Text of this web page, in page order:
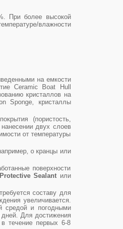
При более высокой
влажности
на емкости
Ceramic Boat Hull
кристаллов на
Sponge, кристаллы
(пористость,
двух слоев
от температуры
о кранцы или
поверхности
Sealant или
составу для
увеличивается.
средой и погодными
Для достижения
течение первых 6-8